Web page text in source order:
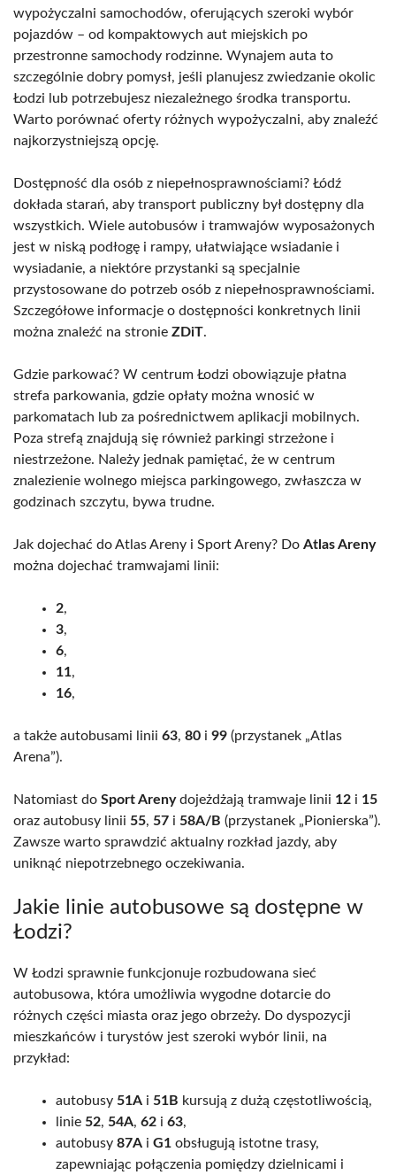
wypożyczalni samochodów, oferujących szeroki wybór
pojazdów – od kompaktowych aut miejskich po
przestronne samochody rodzinne. Wynajem auta to
szczególnie dobry pomysł, jeśli planujesz zwiedzanie okolic
Łodzi lub potrzebujesz niezależnego środka transportu.
Warto porównać oferty różnych wypożyczalni, aby znaleźć
najkorzystniejszą opcję.
Dostępność dla osób z niepełnosprawnościami? Łódź
dokłada starań, aby transport publiczny był dostępny dla
wszystkich. Wiele autobusów i tramwajów wyposażonych
jest w niską podłogę i rampy, ułatwiające wsiadanie i
wysiadanie, a niektóre przystanki są specjalnie
przystosowane do potrzeb osób z niepełnosprawnościami.
Szczegółowe informacje o dostępności konkretnych linii
można znaleźć na stronie ZDiT.
Gdzie parkować? W centrum Łodzi obowiązuje płatna
strefa parkowania, gdzie opłaty można wnosić w
parkomatach lub za pośrednictwem aplikacji mobilnych.
Poza strefą znajdują się również parkingi strzeżone i
niestrzeżone. Należy jednak pamiętać, że w centrum
znalezienie wolnego miejsca parkingowego, zwłaszcza w
godzinach szczytu, bywa trudne.
Jak dojechać do Atlas Areny i Sport Areny? Do Atlas Areny
można dojechać tramwajami linii:
2,
3,
6,
11,
16,
a także autobusami linii 63, 80 i 99 (przystanek „Atlas
Arena”).
Natomiast do Sport Arenydojeżdżają tramwaje linii 12 i 15
oraz autobusy linii 55, 57 i 58A/B (przystanek „Pionierska”).
Zawsze warto sprawdzić aktualny rozkład jazdy, aby
uniknąć niepotrzebnego oczekiwania.
Jakie linie autobusowe są dostępne w
Łodzi?
W Łodzi sprawnie funkcjonuje rozbudowana sieć
autobusowa, która umożliwia wygodne dotarcie do
różnych części miasta oraz jego obrzeży. Do dyspozycji
mieszkańców i turystów jest szeroki wybór linii, na
przykład:
autobusy 51A i 51B kursują z dużą częstotliwością,
linie 52, 54A, 62 i 63,
autobusy 87A i G1 obsługują istotne trasy,
zapewniając połączenia pomiędzy dzielnicami i